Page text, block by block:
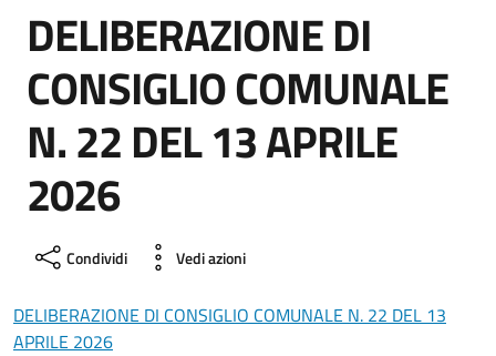
DELIBERAZIONE DI
CONSIGLIO COMUNALE
N. 22 DEL 13 APRILE
2026
Condividi Vedi azioni
DELIBERAZIONE DI CONSIGLIO COMUNALE N. 22 DEL 13
APRILE 2026